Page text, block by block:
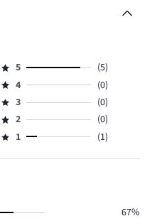
Ocena
5,
ilość
głosów
5.
5
(5)
Ocena
4,
ilość
głosów
4
(0)
Ocena
3,
ilość
3
(0)
Ocena
2,
2
(0)
Ocena
1,
1 (1)
67%